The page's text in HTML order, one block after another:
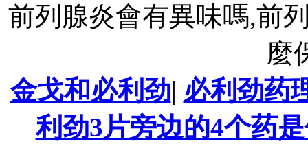
前列腺炎會有異味嗎,前
麼
金戈和必利劲| 必利劲药
利劲3片旁边的4个药